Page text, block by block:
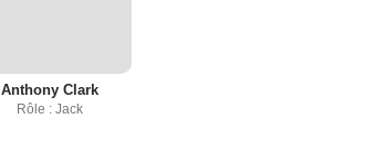
Anthony Clark
Rôle : Jack